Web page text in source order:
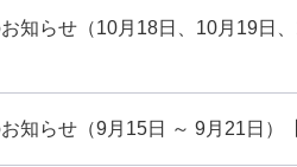
知らせ（10月18日、10月19日
知らせ（9月15日 ～ 9月21日）